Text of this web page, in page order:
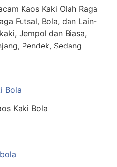
Kaos Kaki Olah Raga
Futsal, Bola, dan Lain-
Jempol dan Biasa,
Pendek, Sedang.
Kaki Bola